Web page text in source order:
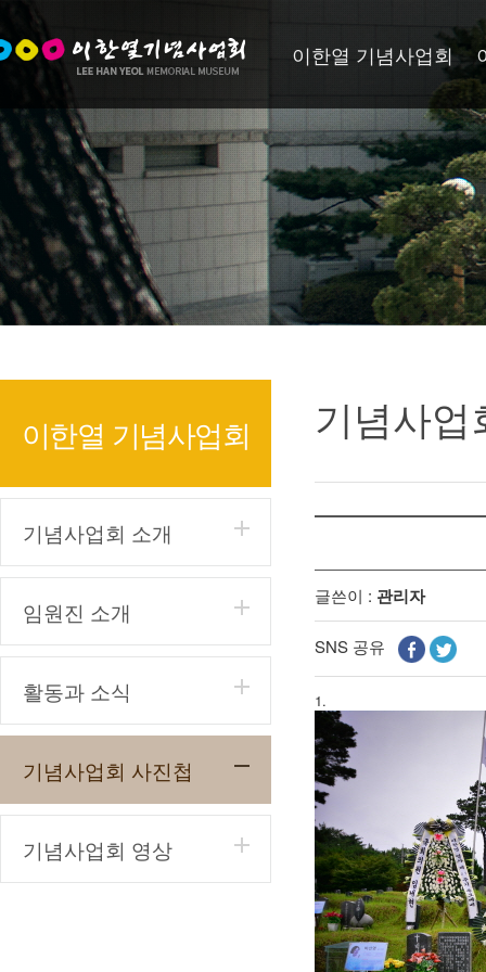
이한열 기념사업회
이한열 기념사업회
기념사업회 소개
임원진 소개
활동과 소식
기념사업회 사진첩
기념사업회 영상
기념사업
글쓴이 : 관리자
SNS 공유
1.